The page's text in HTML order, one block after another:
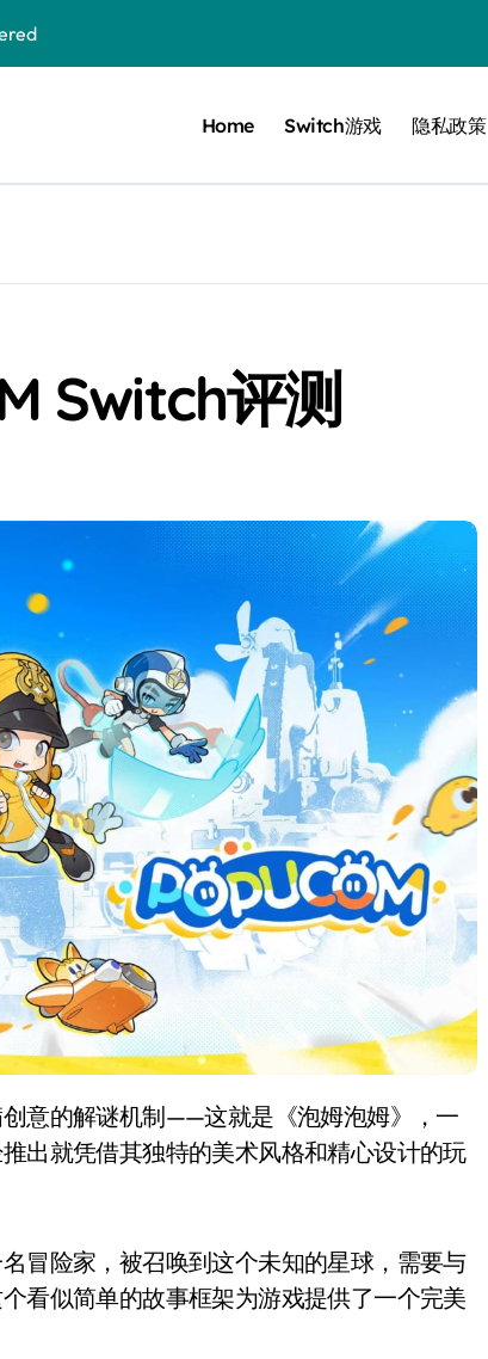
Bloom in the mist
I Jedi Power Battles
Home Switch游戏 隐私政策
Switch评测
出就凭借其独特的美术风格和精心设计的玩
冒险家，被召唤到这个未知的星球，需要与
看似简单的故事框架为游戏提供了一个完美